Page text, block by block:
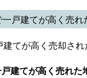
戸建てが高く売れ
てが高く売却され
建てが高く売れた